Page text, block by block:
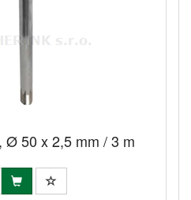
Ø 50 x 2,5 mm / 3 m